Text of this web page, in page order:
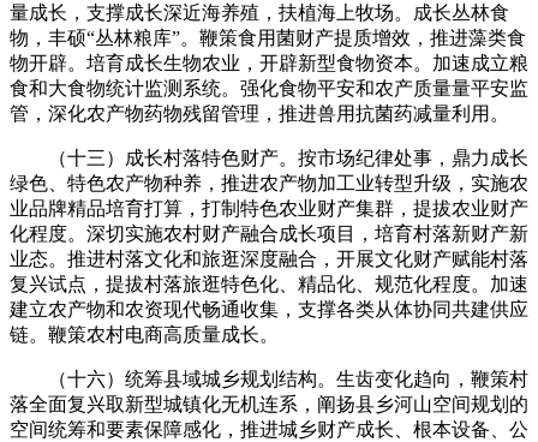
量成长，支撑成长深近海养殖，扶植海上牧场。成长丛林食
物，丰硕“丛林粮库”。鞭策食用菌财产提质增效，推进藻类食
物开辟。培育成长生物农业，开辟新型食物资本。加速成立粮
食和大食物统计监测系统。强化食物平安和农产质量量平安监
管，深化农产物药物残留管理，推进兽用抗菌药减量利用。
（十三）成长村落特色财产。按市场纪律处事，鼎力成长
绿色、特色农产物种养，推进农产物加工业转型升级，实施农
业品牌精品培育打算，打制特色农业财产集群，提拔农业财产
化程度。深切实施农村财产融合成长项目，培育村落新财产新
业态。推进村落文化和旅逛深度融合，开展文化财产赋能村落
复兴试点，提拔村落旅逛特色化、精品化、规范化程度。加速
建立农产物和农资现代畅通收集，支撑各类从体协同共建供应
链。鞭策农村电商高质量成长。
（十六）统筹县域城乡规划结构。生齿变化趋向，鞭策村
落全面复兴取新型城镇化无机连系，阐扬县乡河山空间规划的
空间统筹和要素保障感化，推进城乡财产成长、根本设备、公